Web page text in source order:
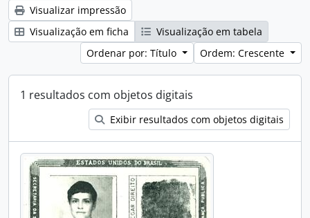
Visualizar impressão
Visualização em ficha
Visualização em tabela
Ordenar por: Título
Ordem: Crescente
1 resultados com objetos digitais
Exibir resultados com objetos digitais